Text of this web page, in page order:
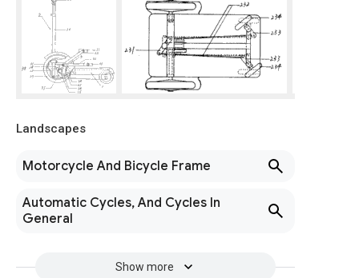
Landscapes
Motorcycle And Bicycle Frame
Automatic Cycles, And Cycles In
General
Show more